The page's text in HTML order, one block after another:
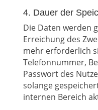
4. Dauer der
Die Daten werden
Erreichung des
mehr erforderlich
Telefonnummer,
Passwort des
solange
internen Bereich